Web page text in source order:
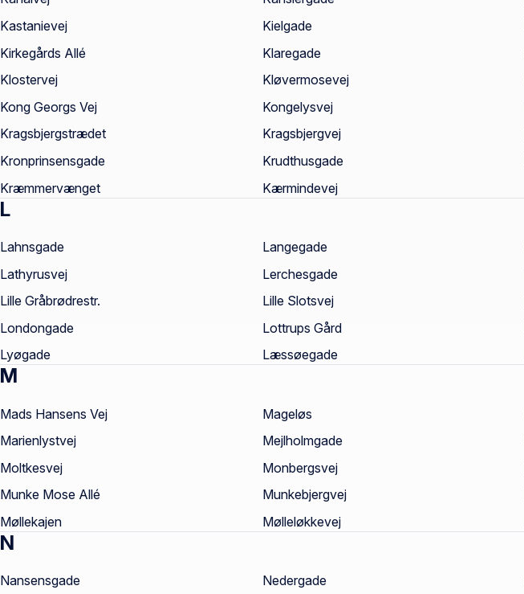
Kastanievej
Kielgade
Kirkegårds Allé
Klaregade
Klostervej
Kløvermosevej
Kong Georgs Vej
Kongelysvej
Kragsbjergstrædet
Kragsbjergvej
Kronprinsensgade
Krudthusgade
Kræmmervænget
Kærmindevej
L
Lahnsgade Langegade
Lathyrusvej
Lerchesgade
Lille Gråbrødrestr.
Lille Slotsvej
Londongade
Lottrups Gård
Lyøgade
Læssøegade
M
Mads Hansens Vej Mageløs
Marienlystvej
Mejlholmgade
Moltkesvej
Monbergsvej
Munke Mose Allé
Munkebjergvej
Møllekajen
Mølleløkkevej
N
Nansensgade Nedergade